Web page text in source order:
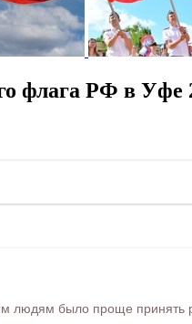
флага РФ в Уфе
людям было проще